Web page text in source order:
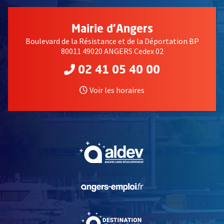
Mairie d'Angers
Boulevard de la Résistance et de la Déportation BP
80011 49020 ANGERS Cedex 02
02 41 05 40 00
Voir les horaires
, Ouvre une nouvelle